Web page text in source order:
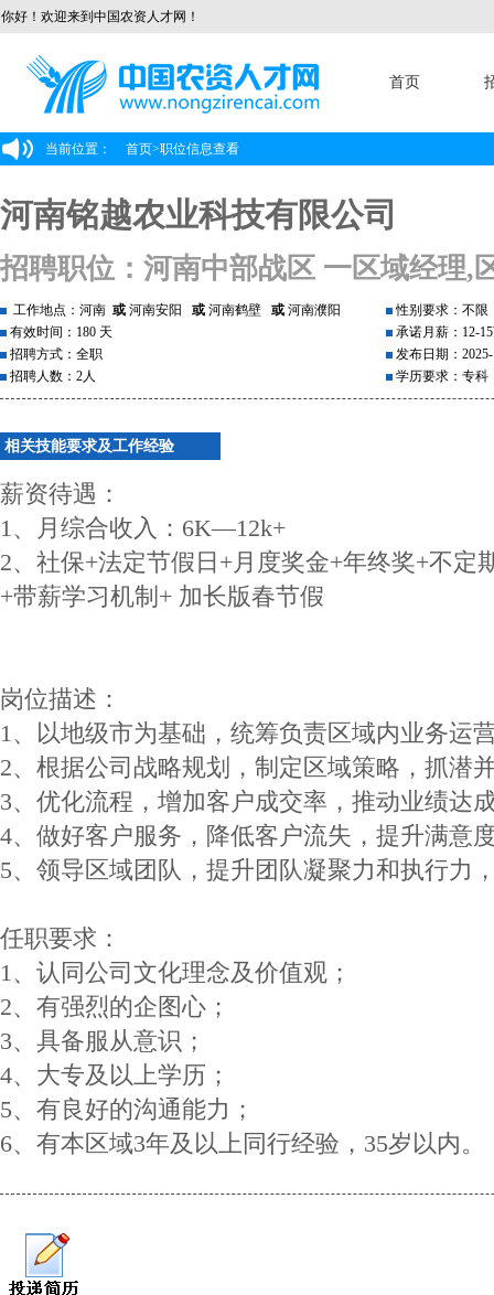
你好！欢迎来到中国农资人才网！
首页
当前位置： 首页>职位信息查看
河南铭越农业科技有限公司
招聘职位：河南中部战区 一区域经理,
工作地点：河南 或 河南安阳 或 河南鹤壁 或 河南濮阳
有效时间：180 天
招聘方式：全职
招聘人数：2人
性别要求：不限
承诺月薪：12-
发布日期：
学历要求：专科
相关技能要求及工作经验
薪资待遇：
1、月综合收入：6K—12k+
2、社保+法定节假日+月度奖金+年终奖+不定
+带薪学习机制+ 加长版春节假
岗位描述：
1、以地级市为基础，统筹负责区域内业务运
2、根据公司战略规划，制定区域策略，抓潜
3、优化流程，增加客户成交率，推动业绩达
4、做好客户服务，降低客户流失，提升满意
5、领导区域团队，提升团队凝聚力和执行力
任职要求：
1、认同公司文化理念及价值观；
2、有强烈的企图心；
3、具备服从意识；
4、大专及以上学历；
5、有良好的沟通能力；
6、有本区域3年及以上同行经验，35岁以内。